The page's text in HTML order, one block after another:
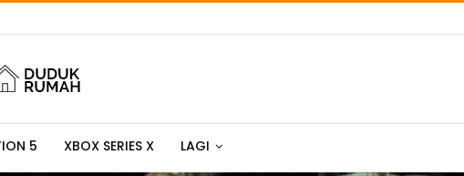
5 XBOX SERIES X LAGI